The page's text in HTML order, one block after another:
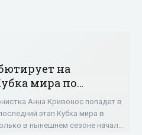
на
мира по
Анна Кривонос попадет в
этап Кубка мира в
в нынешнем сезоне начала